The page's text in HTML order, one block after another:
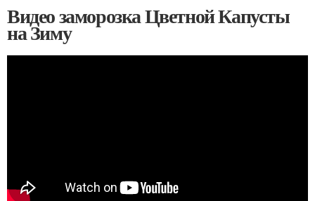
Видео заморозка Цветной Капусты
на Зиму